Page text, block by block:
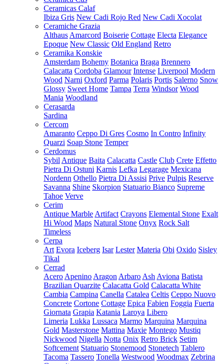
Ceramicas Calaf
Ibiza Gris New Cadi Rojo Red New Cadi Xocolat
Ceramiche Grazia
Althaus Amarcord Boiserie Cottage Electa Elegance
Epoque New Classic Old England Retro
Ceramika Konskie
Amsterdam Bohemy Botanica Braga Brennero
Calacatta Cordoba Glamour Intense Liverpool Modern
Wood Narni Oxford Parma Polaris Portis Salerno Snow
Glossy Sweet Home Tampa Terra Windsor Wood
Mania Woodland
Cerasarda
Sardina
Cercom
Amaranto Ceppo Di Gres Cosmo In Contro Infinity
Quarzi Soap Stone Temper
Cerdomus
Sybil Antique Baita Calacatta Castle Club Crete Effetto
Pietra Di Ostuni Karnis Lefka Legarage Mexicana
Nordenn Othello Pietra Di Assisi Prive Pulpis Reserve
Savanna Shine Skorpion Statuario Bianco Supreme
Tahoe Verve
Cerim
Antique Marble Artifact Crayons Elemental Stone Exalt
Hi Wood Maps Natural Stone Onyx Rock Salt
Timeless
Cerpa
Art Evora Iceberg Isar Lester Materia Obi Oxido Sisley
Tikal
Cerrad
Acero Apenino Aragon Arbaro Ash Aviona Batista
Brazilian Quarzite Calacatta Gold Calacatta White
Cambia Campina Canella Catalea Celtis Ceppo Nuovo
Concrete Cortone Cottage Epica Fabien Foggia Fuerta
Giornata Grapia Katania Laroya Libero
Limeria Lukka Lussaca Marmo Marquina Marquina
Gold Masterstone Mattina Maxie Montego Mustiq
Nickwood Nigella Notta Onix Retro Brick Setim
Softcement Statuario Stonemood Stonetech Tablero
Tacoma Tassero Tonella Westwood Woodmax Zebrina